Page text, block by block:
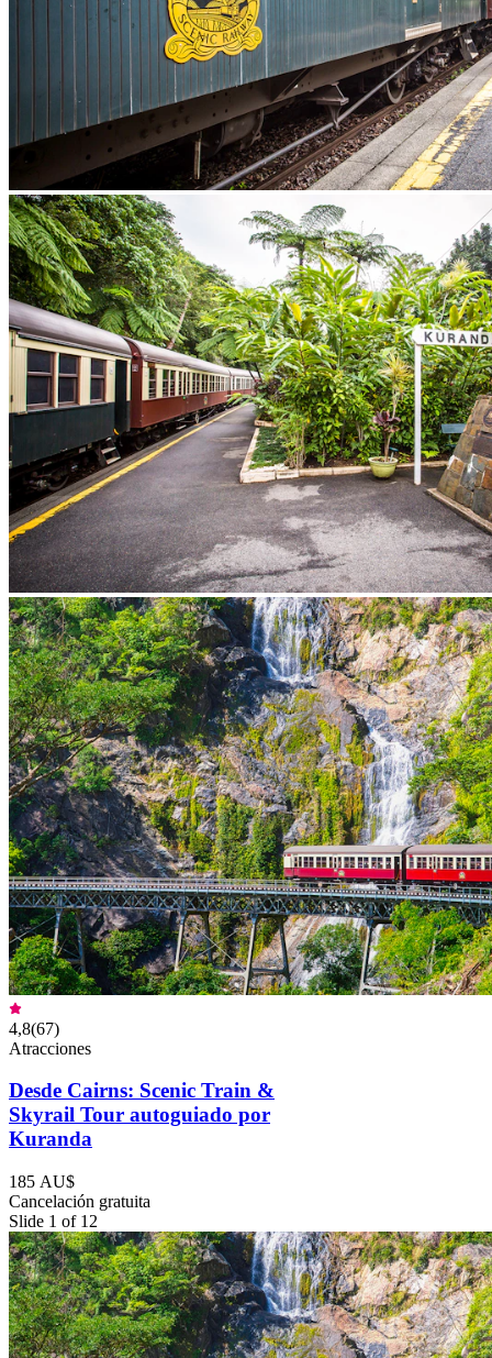
4,8(67)
Atracciones
Desde Cairns: Scenic Train &
Skyrail Tour autoguiado por
Kuranda
185 AU$
Cancelación gratuita
Slide 1 of 12